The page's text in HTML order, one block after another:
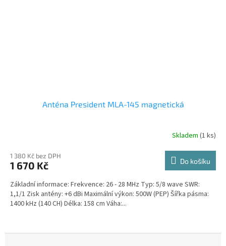
Anténa President MLA-145 magnetická
Skladem (1 ks)
1 380 Kč bez DPH
1 670 Kč Do košíku
Základní informace: Frekvence: 26 - 28 MHz Typ: 5/8 wave SWR:
1,1/1 Zisk antény: +6 dBi Maximální výkon: 500W (PEP) Šířka pásma:
1400 kHz (140 CH) Délka: 158 cm Váha:...